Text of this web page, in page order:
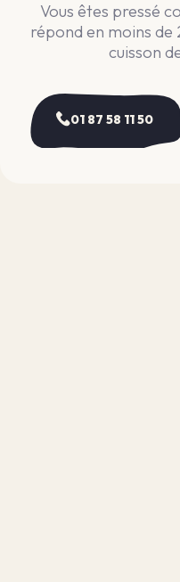
Vous êtes pressé
répond en moins de
cuisson
01 87 58 11 50